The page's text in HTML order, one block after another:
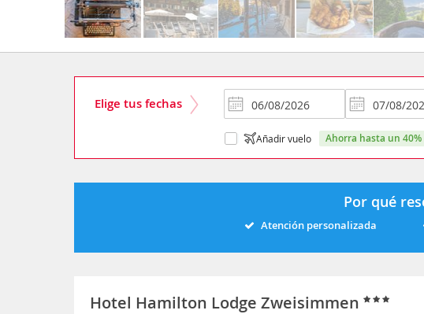
Elige tus fechas
Añadir vuelo ahorra hasta un 40%
Por qué
Atención personalizada
Hotel Hamilton Lodge Zweisimmen